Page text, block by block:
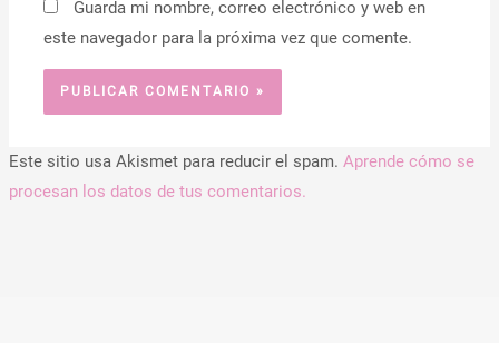
Guarda mi nombre, correo electrónico y web en
este navegador para la próxima vez que comente.
Este sitio usa Akismet para reducir el spam. Aprende cómo se
procesan los datos de tus comentarios.